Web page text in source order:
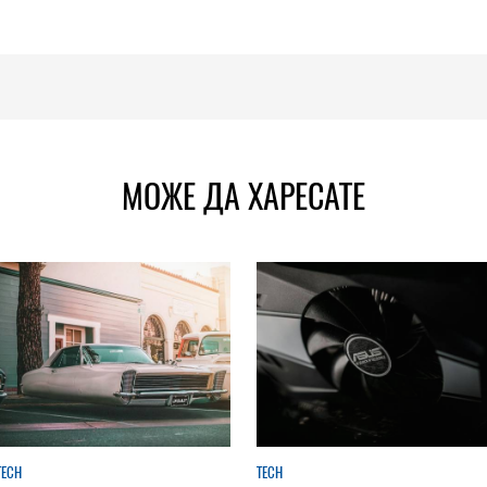
МОЖЕ ДА ХАРЕСАТЕ
TECH